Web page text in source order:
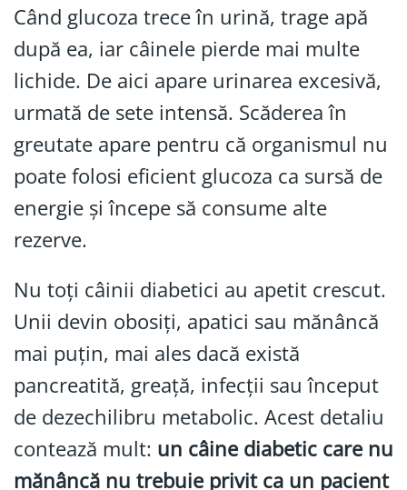
Când glucoza trece în urină, trage apă
după ea, iar câinele pierde mai multe
lichide. De aici apare urinarea excesivă,
urmată de sete intensă. Scăderea în
greutate apare pentru că organismul nu
poate folosi eficient glucoza ca sursă de
energie și începe să consume alte
rezerve.
Nu toți câinii diabetici au apetit crescut.
Unii devin obosiți, apatici sau mănâncă
mai puțin, mai ales dacă există
pancreatită, greață, infecții sau început
de dezechilibru metabolic. Acest detaliu
contează mult: un câine diabetic care nu
mănâncă nu trebuie privit ca un pacient